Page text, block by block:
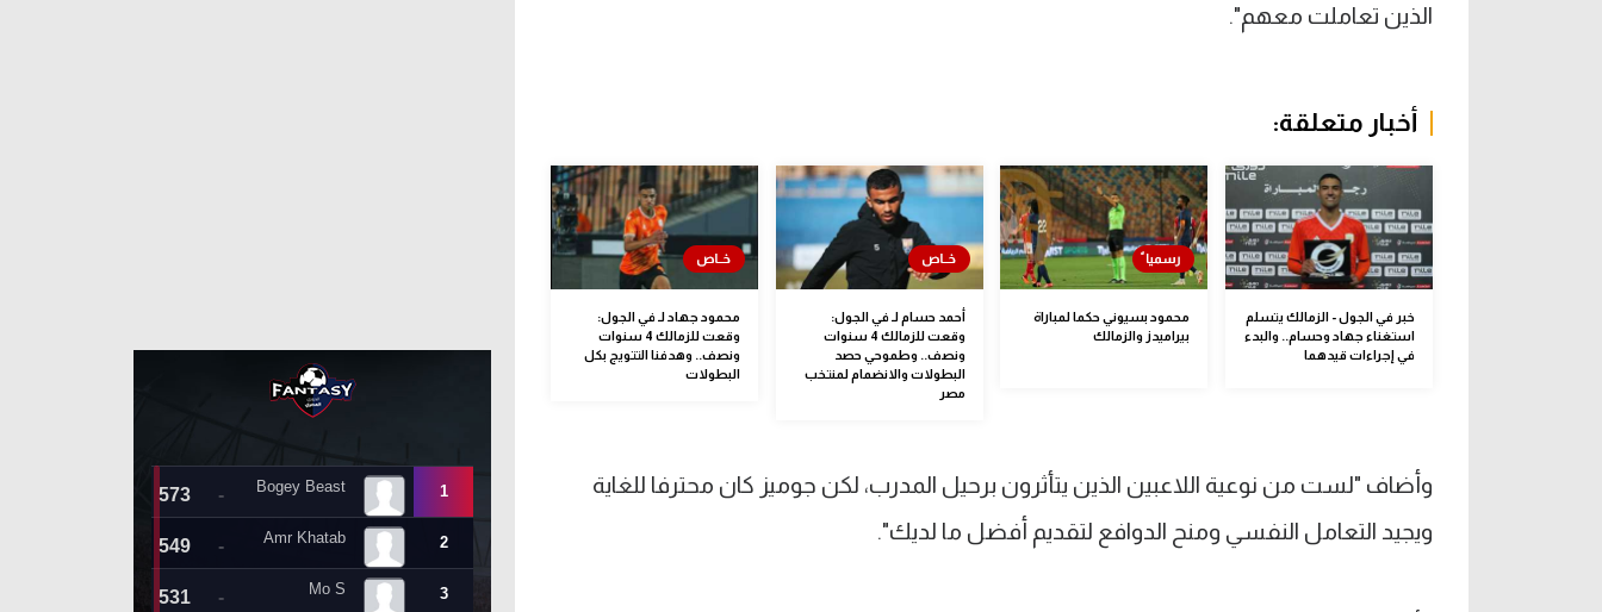
الذين تعاملت معهم".
أخبار متعلقة:
خبر في الجول - الزمالك يتسلم
استغناء جهاد وحسام.. والبدء
في إجراءات قيدهما
محمود بسيوني حكما لمباراة
بيراميدز والزمالك
أحمد حسام لـ في الجول:
وقعت للزمالك 4 سنوات
ونصف.. وطموحي حصد
البطولات والانضمام لمنتخب
مصر
محمود جهاد لـ في الجول:
وقعت للزمالك 4 سنوات
ونصف.. وهدفنا التتويج بكل
البطولات
وأضاف "لست من نوعية اللاعبين الذين يتأثرون برحيل المدرب، لكن جوميز كان محترفا للغاية
ويجيد التعامل النفسي ومنح الدوافع لتقديم أفضل ما لديك".